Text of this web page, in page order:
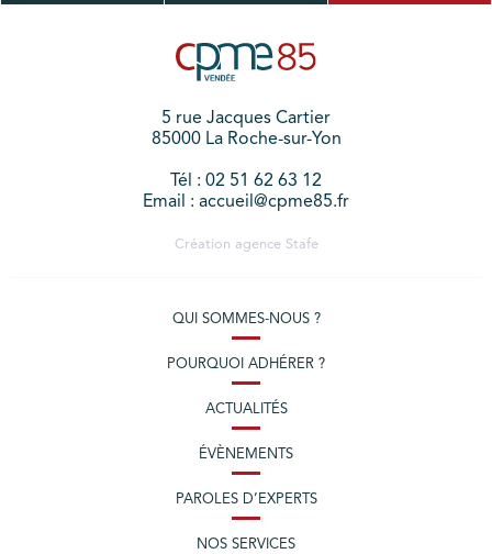
5 rue Jacques Cartier
85000 La Roche-sur-Yon
Tél : 02 51 62 63 12
Email : accueil@cpme85.fr
Création agence Stafe
QUI SOMMES-NOUS ?
POURQUOI ADHÉRER ?
ACTUALITÉS
ÉVÈNEMENTS
PAROLES D’EXPERTS
NOS SERVICES